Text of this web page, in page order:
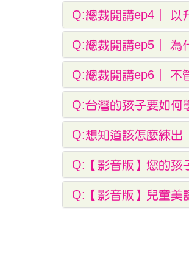
Q:總裁開講ep4｜ 以
Q:總裁開講ep5｜ 為
Q:總裁開講ep6｜ 不
Q:台灣的孩子要如何
Q:想知道該怎麼練出
Q:【影音版】您的孩
Q:【影音版】兒童美